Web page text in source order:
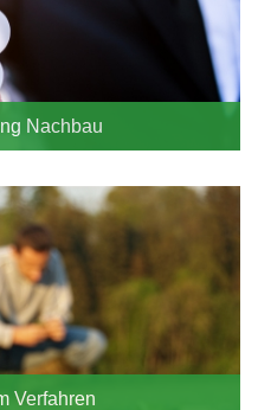
Nachbau
Verfahren